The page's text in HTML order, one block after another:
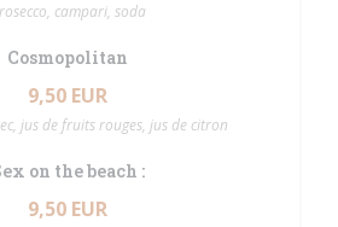
campari, soda
Cosmopolitan
9,50 EUR
jus de fruits rouges, jus de citron
on the beach :
9,50 EUR